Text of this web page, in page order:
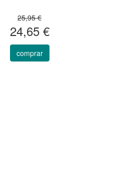
25,95 €
24,65 €
comprar